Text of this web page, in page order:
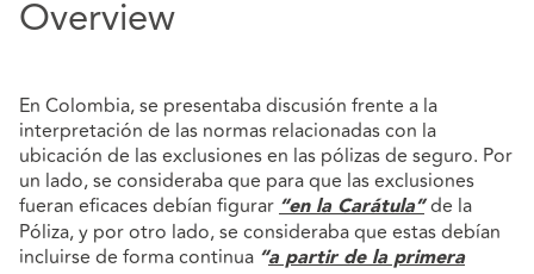
Overview
En Colombia, se presentaba discusión frente a la
interpretación de las normas relacionadas con la
ubicación de las exclusiones en las pólizas de seguro. Por
un lado, se consideraba que para que las exclusiones
fueran eficaces debían figurar “en la Carátula” de la
Póliza, y por otro lado, se consideraba que estas debían
incluirse de forma continua “a partir de la primera